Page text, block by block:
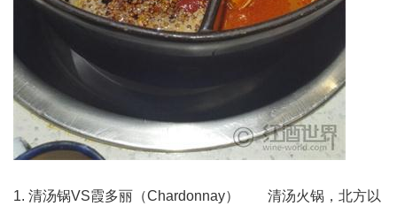
1. 清汤锅VS霞多丽（Chardonnay） 清汤火锅，北方以